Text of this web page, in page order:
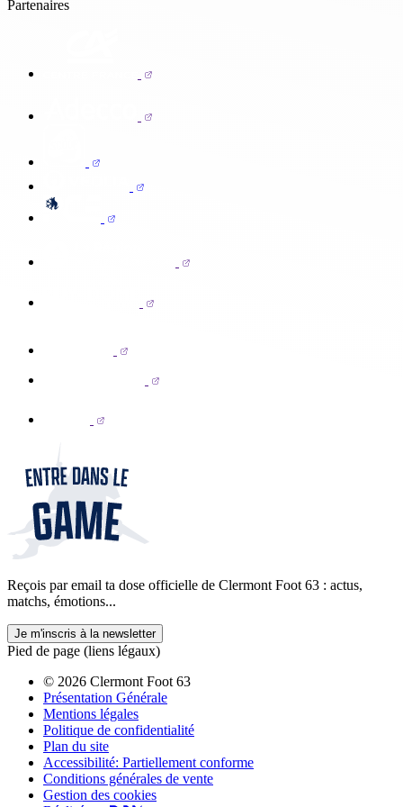
Partenaires
Reçois par email ta dose officielle de Clermont Foot 63 : actus,
matchs, émotions...
Je m'inscris à la newsletter
Pied de page (liens légaux)
© 2026 Clermont Foot 63
Présentation Générale
Mentions légales
Politique de confidentialité
Plan du site
Accessibilité: Partiellement conforme
Conditions générales de vente
Gestion des cookies